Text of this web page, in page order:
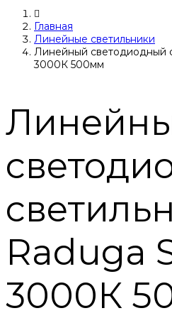
Главная
Линейные светильники
Линейный светодиодный
3000К 500мм
Raduga
3000К